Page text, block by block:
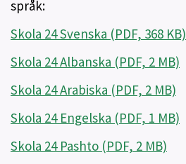
språk:
Skola 24 Svenska (PDF, 368 KB)
Skola 24 Albanska (PDF, 2 MB)
Skola 24 Arabiska (PDF, 2 MB)
Skola 24 Engelska (PDF, 1 MB)
Skola 24 Pashto (PDF, 2 MB)